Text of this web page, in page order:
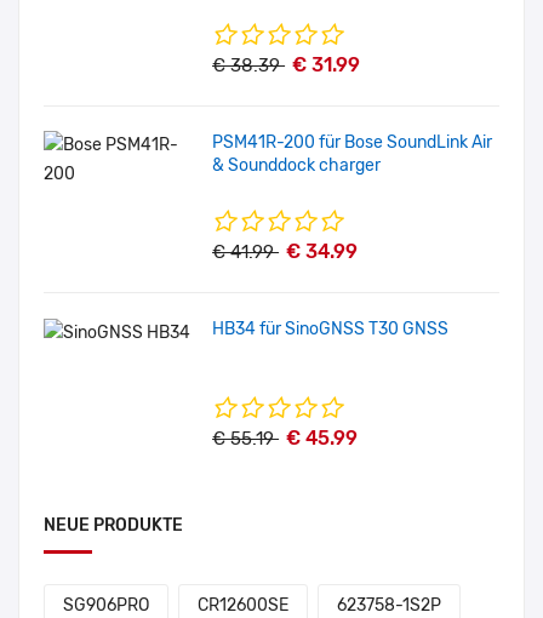
€ 38.39 € 31.99
PSM41R-200 für Bose SoundLink Air
& Sounddock charger
€ 41.99 € 34.99
HB34 für SinoGNSS T30 GNSS
€ 55.19 € 45.99
NEUE PRODUKTE
SG906PRO CR12600SE 623758-1S2P